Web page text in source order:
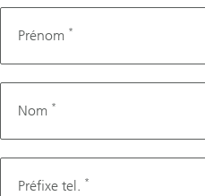
prochains
jours
Prénom *
Nom *
Téléphone
Préfixe tel. *